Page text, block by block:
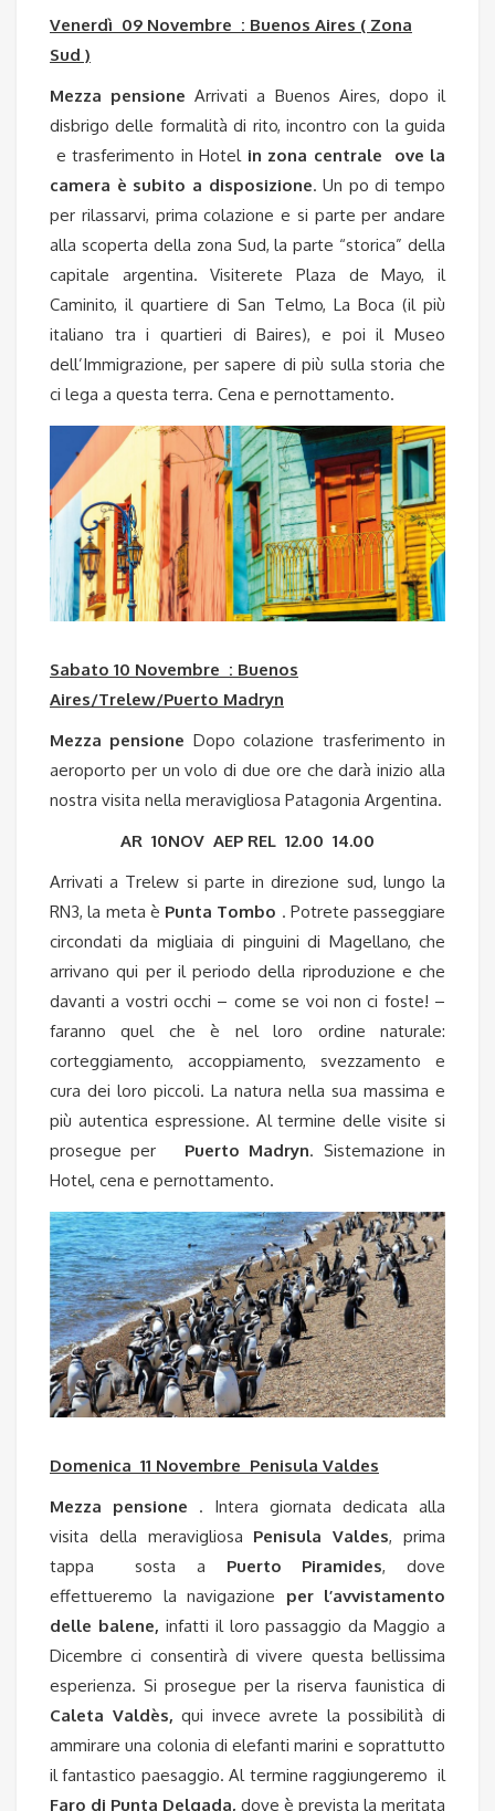
Venerdì 09 Novembre : Buenos Aires ( Zona
Sud )
Mezza pensioneArrivati a Buenos Aires, dopo il
disbrigo delle formalità di rito, incontro con la guida
e trasferimento in Hotel in zona centrale
ove la
camera è subito a disposizione. Un po di tempo
per rilassarvi, prima colazione e si parte per andare
alla scoperta della zona Sud, la parte “storica” della
capitale argentina. Visiterete Plaza de Mayo, il
Caminito, il quartiere di San Telmo, La Boca (il più
italiano tra i quartieri di Baires), e poi il Museo
dell’Immigrazione, per sapere di più sulla storia che
ci lega a questa terra. Cena e pernottamento.
Sabato 10 Novembre : Buenos
Aires/Trelew/Puerto Madryn
Mezza pensione Dopo colazione trasferimento in
aeroporto per un volo di due ore che darà inizio alla
nostra visita nella meravigliosa Patagonia Argentina.
AR 10NOV AEP REL 12.00 14.00
Arrivati a Trelew si parte in direzione sud, lungo la
RN3, la meta è Punta Tombo . Potrete passeggiare
circondati da migliaia di pinguini di Magellano, che
arrivano qui per il periodo della riproduzione e che
davanti a vostri occhi – come se voi non ci foste! –
faranno quel che è nel loro ordine naturale:
corteggiamento, accoppiamento, svezzamento e
cura dei loro piccoli. La natura nella sua massima e
più autentica espressione. Al termine delle visite si
prosegue per Puerto Madryn. Sistemazione in
Hotel, cena e pernottamento.
Domenica 11 Novembre Penisula Valdes
Mezza pensione . Intera giornata dedicata alla
visita della meravigliosa Penisula Valdes, prima
tappa sosta a Puerto Piramides, dove
effettueremo la navigazione per l’avvistamento
delle balene, infatti il loro passaggio da Maggio a
Dicembre ci consentirà di vivere questa bellissima
esperienza. Si prosegue per la riserva faunistica di
Caleta Valdès, qui invece avrete la possibilità di
ammirare una colonia di elefanti marini e soprattutto
il fantastico paesaggio. Al termine raggiungeremo il
Faro di Punta Delgada, dove è prevista la meritata